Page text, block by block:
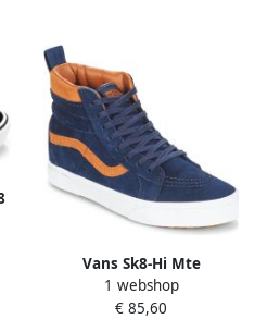
Vans Sk8-Hi Mte
Vn0A33Txucb1
1 webshop
€ 85,60